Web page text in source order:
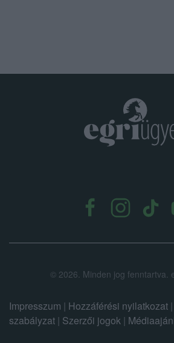
© 2026. Minden jog fenntartva.
Impresszum | Hozzáférési nyilatkozat |
szabályzat | Szerzői jogok |